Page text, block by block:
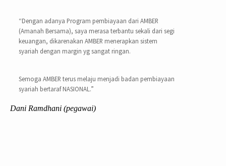
“Dengan adanya Program pembiayaan dari AMBER
(Amanah Bersama), saya merasa terbantu sekali dari segi
keuangan, dikarenakan AMBER menerapkan sistem
syariah dengan margin yg sangat ringan.
Semoga AMBER terus melaju menjadi badan pembiayaan
syariah bertaraf NASIONAL.”
Dani Ramdhani (pegawai)